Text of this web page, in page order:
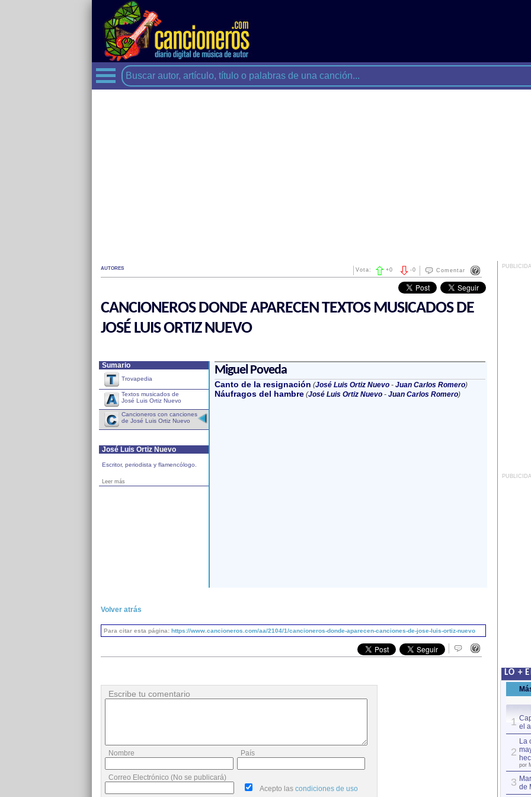
AUTORES Comentar
-0
Vota: +0
CANCIONEROS DONDE APARECEN TEXTOS MUSICADOS DE
JOSÉ LUIS ORTIZ NUEVO
Sumario
Trovapedia
Textos musicados de
José Luis Ortiz Nuevo
Cancioneros con canciones
de José Luis Ortiz Nuevo
José Luis Ortiz Nuevo
Escritor, periodista y flamencólogo.
Leer más
Miguel Poveda
Canto de la resignación (José Luis Ortiz Nuevo- Juan Carlos Romero)
Náufragos del hambre (José Luis Ortiz Nuevo- Juan Carlos Romero)
Volver atrás
Para citar esta página: https://www.cancioneros.com/aa/2104/1/cancioneros-donde-aparecen-canciones-de-jose-luis-ortiz-nuevo
Escribe tu comentario
Nombre País
Correo Electrónico (No se publicará)
Acepto las condiciones de uso
LO +
1 el
2
La
por
3 de